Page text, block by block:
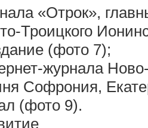
«Отрок»,
Троицкого
(фото 7);
журнала
Софрония,
(фото 9).